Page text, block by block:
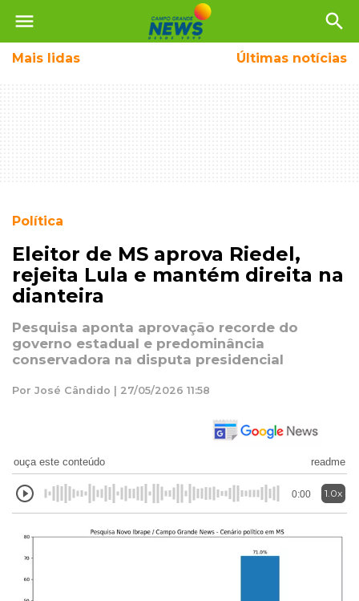
menu search
Mais lidas Últimas notícias
Política
Eleitor de MS aprova Riedel,
rejeita Lula e mantém direita na
dianteira
Pesquisa aponta aprovação recorde do
governo estadual e predominância
conservadora na disputa presidencial
Por José Cândido | 27/05/2026 11:58
ouça este conteúdo readme
0:00 1.0x